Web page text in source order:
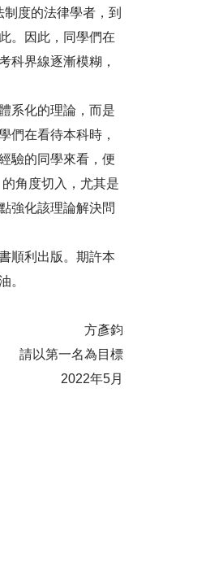
度的法律學者，到
。因此，同學們在
科界線逐漸模糊，
系化的理論，而是
們在看待本科時，
驗的同學來看，便
角度切入，尤其是
強化該理論解決問
順利出版。期許本
。
方彥鈞
請以第一名為目標
2022年5月